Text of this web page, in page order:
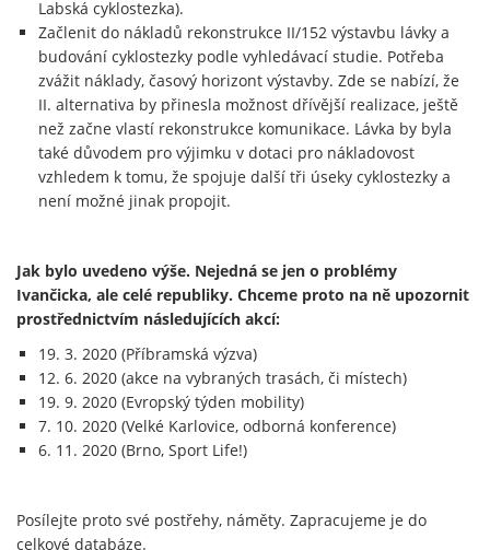
Labská cyklostezka).
Začlenit do nákladů rekonstrukce II/152 výstavbu lávky a
budování cyklostezky podle vyhledávací studie. Potřeba
zvážit náklady, časový horizont výstavby. Zde se nabízí, že
II. alternativa by přinesla možnost dřívější realizace, ještě
než začne vlastí rekonstrukce komunikace. Lávka by byla
také důvodem pro výjimku v dotaci pro nákladovost
vzhledem k tomu, že spojuje další tři úseky cyklostezky a
není možné jinak propojit.
Jak bylo uvedeno výše. Nejedná se jen o problémy
Ivančicka, ale celé republiky. Chceme proto na ně upozornit
prostřednictvím následujících akcí:
19. 3. 2020 (Příbramská výzva)
12. 6. 2020 (akce na vybraných trasách, či místech)
19. 9. 2020 (Evropský týden mobility)
7. 10. 2020 (Velké Karlovice, odborná konference)
6. 11. 2020 (Brno, Sport Life!)
Posílejte proto své postřehy, náměty. Zapracujeme je do
celkové databáze.